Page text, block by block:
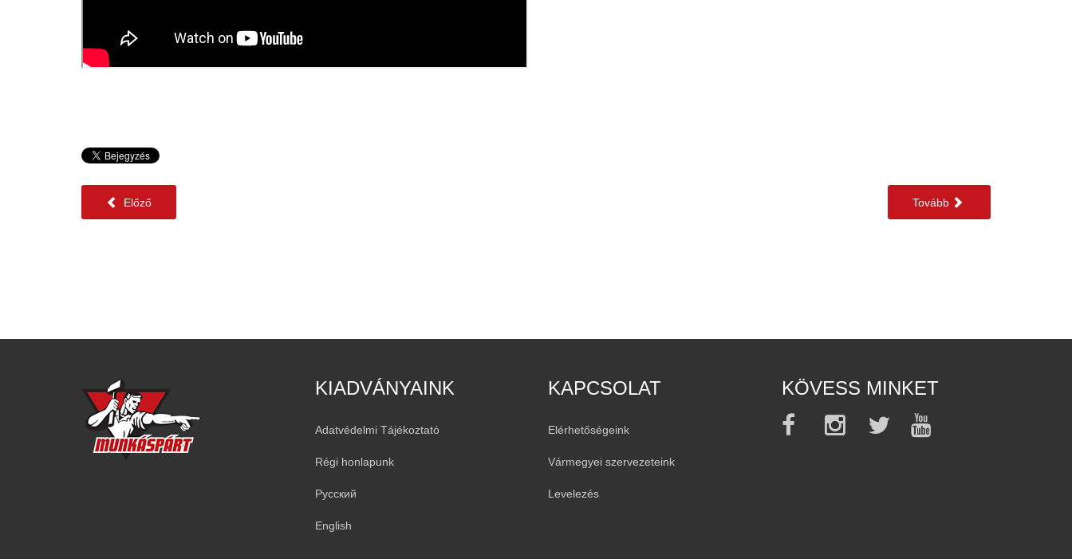
Előző Tovább
KIADVÁNYAINK
Adatvédelmi Tájékoztató
Régi honlapunk
Русский
English
KAPCSOLAT
Elérhetőségeink
Vármegyei szervezeteink
Levelezés
KÖVESS MINKET